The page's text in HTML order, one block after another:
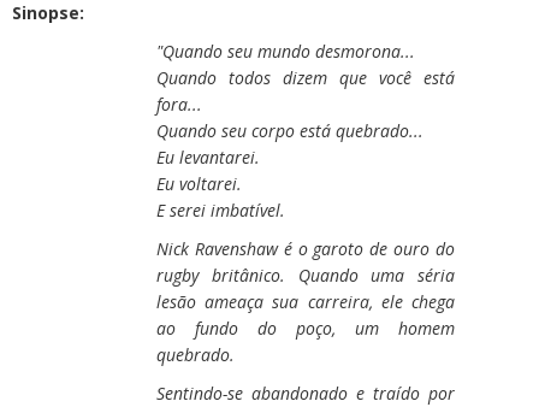
Sinopse:
"Quando seu mundo desmorona...
Quando todos dizem que você está
fora...
Quando seu corpo está quebrado...
Eu levantarei.
Eu voltarei.
E serei imbatível.
Nick Ravenshaw é o garoto de ouro do
rugby britânico. Quando uma séria
lesão ameaça sua carreira, ele chega
ao fundo do poço, um homem
quebrado.
Sentindo-se abandonado e traído por